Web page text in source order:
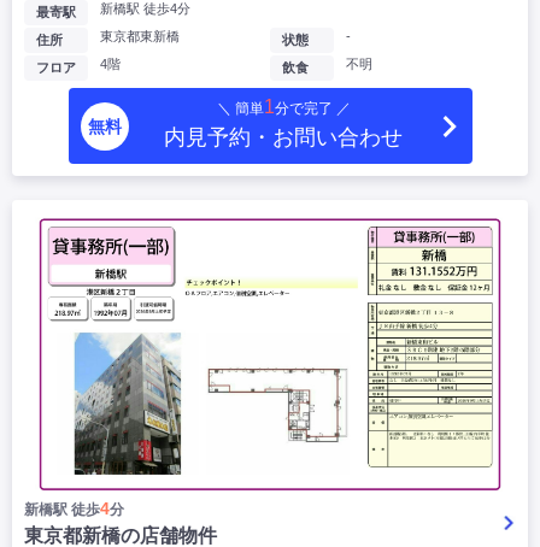
最寄駅 新橋駅 徒歩4分
住所 東京都東新橋
フロア 4階
状態 -
飲食 不明
無料
＼ 簡単1分で完了 ／
内見予約・お問い合わせ
新橋駅 徒歩4分
東京都新橋の店舗物件